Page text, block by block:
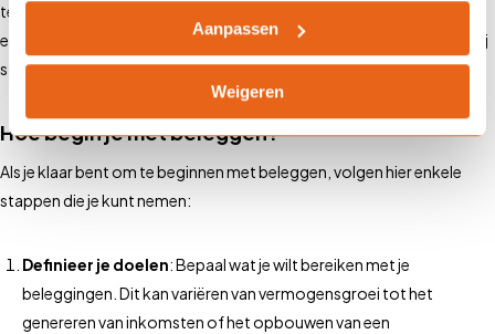
Aanpassen
Weigeren
te bouwen met onze klanten, gebaseerd op open communicatie en
eerlijke adviezen. Of je nu een ervaren belegger bent of net begint, wij
staan klaar om je te ondersteunen bij elke stap van je beleggingsreis.
Hoe begin je met beleggen?
Als je klaar bent om te beginnen met beleggen, volgen hier enkele
stappen die je kunt nemen:
Definieer je doelen: Bepaal wat je wilt bereiken met je
beleggingen. Dit kan variëren van vermogensgroei tot het
genereren van inkomsten of het opbouwen van een